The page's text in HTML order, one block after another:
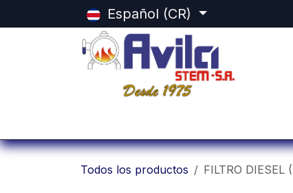
Español (CR)
Todos los productos FILTRO DIESEL